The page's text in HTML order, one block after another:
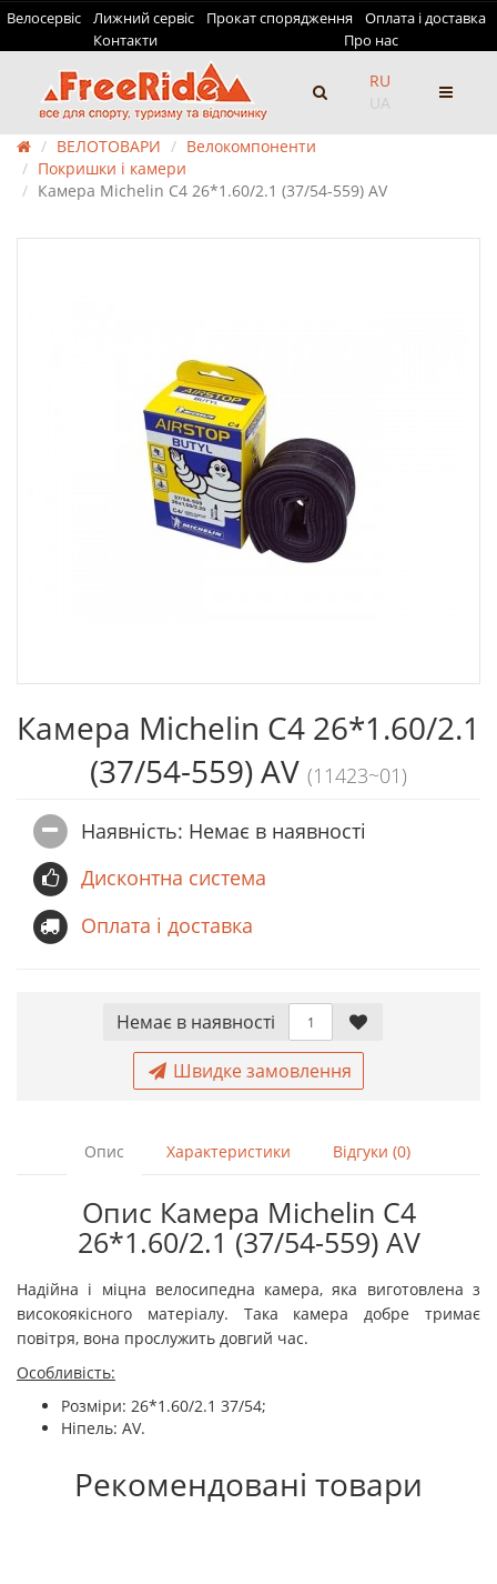
Велосервіс Лижний сервіс Прокат спорядження
Оплата і доставка
Контакти
Про нас
RU
UA
ВЕЛОТОВАРИ
Велокомпоненти
Покришки і камери
Камера Michelin C4 26*1.60/2.1 (37/54-559) AV
Камера Michelin C4 26*1.60/2.1
(37/54-559) AV (11423~01)
Наявність: Немає в наявностi
Дисконтна система
Оплата і доставка
Немає в наявностi
Швидке замовлення
Опис Характеристики Відгуки (0)
Опис Камера Michelin C4
26*1.60/2.1 (37/54-559) AV
Надійна і міцна велосипедна камера, яка виготовлена з
високоякісного матеріалу. Така камера добре тримає
повітря, вона прослужить довгий час.
Особливість:
Розміри: 26*1.60/2.1 37/54;
Ніпель: AV.
Рекомендовані товари